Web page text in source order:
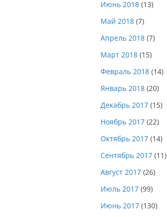
Июнь 2018 (13)
Май 2018 (7)
Апрель 2018 (7)
Март 2018 (15)
Февраль 2018 (14)
Январь 2018 (20)
Декабрь 2017 (15)
Ноябрь 2017 (22)
Октябрь 2017 (14)
Сентябрь 2017 (11)
Август 2017 (26)
Июль 2017 (99)
Июнь 2017 (130)